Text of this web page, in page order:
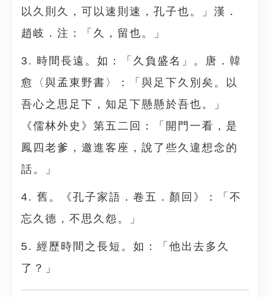
以久則久，可以速則速，孔子也。」漢．
趙岐．注：「久，留也。」
3. 時間長遠。如：「久負盛名」。唐．韓
愈〈與孟東野書〉：「與足下久別矣。以
吾心之思足下，知足下懸懸於吾也。」
《儒林外史》第五二回：「開門一看，是
鳳四老爹，邀進客座，說了些久違想念的
話。」
4. 舊。《孔子家語．卷五．顏回》：「不
忘久德，不思久怨。」
5. 經歷時間之長短。如：「他出去多久
了？」